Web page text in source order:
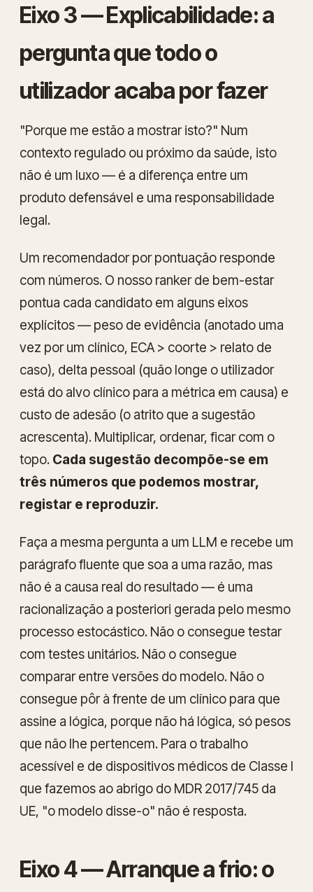
Eixo 3 — Explicabilidade: a
pergunta que todo o
utilizador acaba por fazer
"Porque me estão a mostrar isto?" Num
contexto regulado ou próximo da saúde, isto
não é um luxo — é a diferença entre um
produto defensável e uma responsabilidade
legal.
Um recomendador por pontuação responde
com números. O nosso ranker de bem-estar
pontua cada candidato em alguns eixos
explícitos — peso de evidência (anotado uma
vez por um clínico, ECA > coorte > relato de
caso), delta pessoal (quão longe o utilizador
está do alvo clínico para a métrica em causa) e
custo de adesão (o atrito que a sugestão
acrescenta). Multiplicar, ordenar, ficar com o
topo. Cada sugestão decompõe-se em
três números que podemos mostrar,
registar e reproduzir.
Faça a mesma pergunta a um LLM e recebe um
parágrafo fluente que soa a uma razão, mas
não é a causa real do resultado — é uma
racionalização a posteriori gerada pelo mesmo
processo estocástico. Não o consegue testar
com testes unitários. Não o consegue
comparar entre versões do modelo. Não o
consegue pôr à frente de um clínico para que
assine a lógica, porque não há lógica, só pesos
que não lhe pertencem. Para o trabalho
acessível e de dispositivos médicos de Classe I
que fazemos ao abrigo do MDR 2017/745 da
UE, "o modelo disse-o" não é resposta.
Eixo 4 — Arranque a frio: o